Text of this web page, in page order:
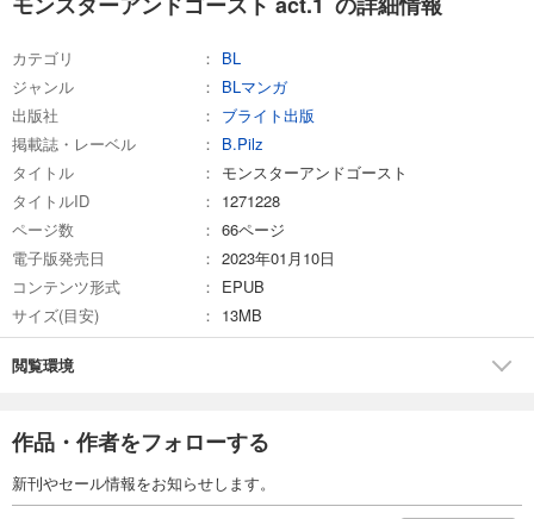
カテゴリ
BL
ジャンル
BLマンガ
出版社
ブライト出版
掲載誌・レーベル
B.Pilz
タイトル
モンスターアンドゴースト
タイトルID
1271228
ページ数
66ページ
電子版発売日
2023年01月10日
コンテンツ形式
EPUB
サイズ(目安)
13MB
閲覧環境
作品・作者をフォローする
新刊やセール情報をお知らせします。